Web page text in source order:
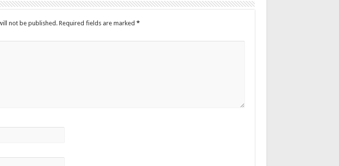
not be published.Required fields are marked *